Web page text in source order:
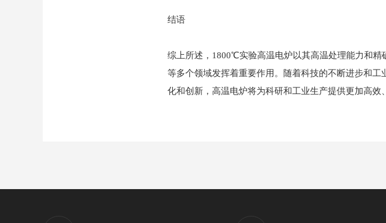
结语
综上所述，1800℃实验高温电炉以其高温处理能力和
等多个领域发挥着重要作用。随着科技的不断进步和
化和创新，高温电炉将为科研和工业生产提供更加高效